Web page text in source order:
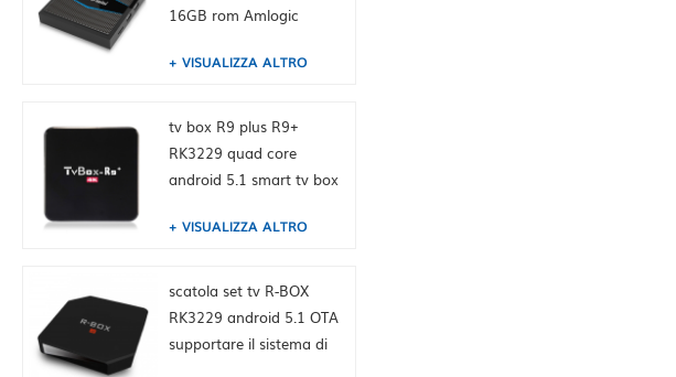
16GB rom Amlogic
VISUALIZZA ALTRO
tv box R9 plus R9+
RK3229 quad core
android 5.1 smart tv box
VISUALIZZA ALTRO
scatola set tv R-BOX
RK3229 android 5.1 OTA
supportare il sistema di